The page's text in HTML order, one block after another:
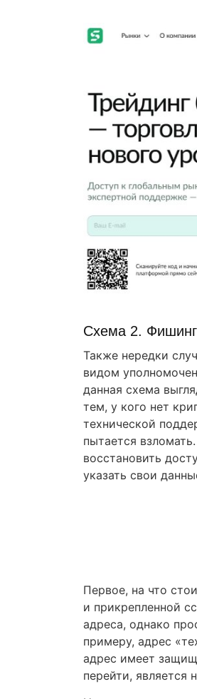
Схема 2. Фишинг
Также нередки
видом
данная схема
тем, у кого нет
технической
пытается
восстановить
указать свои
Первое, на что
и прикрепленной
адреса, однако
примеру, адрес
адрес имеет
перейти, является